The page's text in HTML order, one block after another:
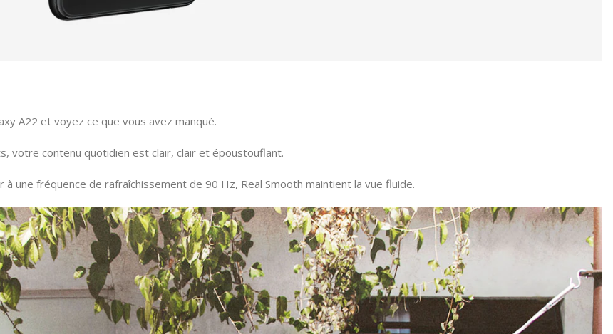
A22 et voyez ce que vous avez manqué.
votre contenu quotidien est clair, clair et époustouflant.
une fréquence de rafraîchissement de 90 Hz, Real Smooth maintient la vue fluide.